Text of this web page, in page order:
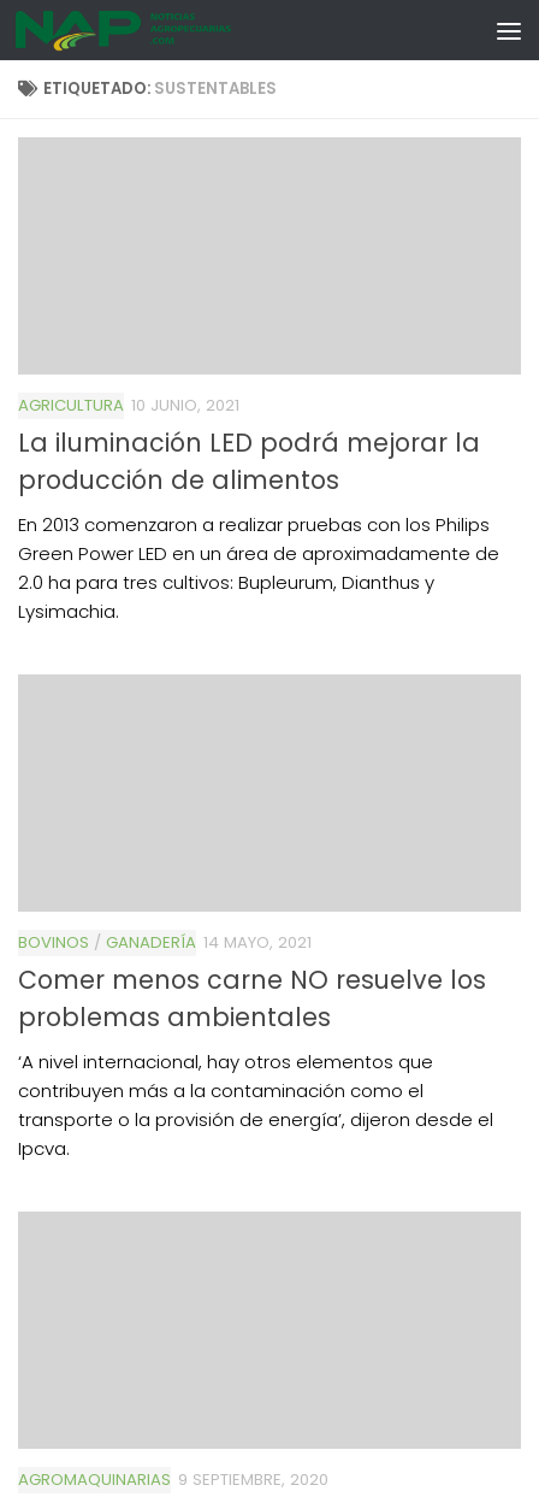
Skip to content
ETIQUETADO: SUSTENTABLES
AGRICULTURA 10 JUNIO, 2021
La iluminación LED podrá mejorar la
producción de alimentos
En 2013 comenzaron a realizar pruebas con los Philips
Green Power LED en un área de aproximadamente de
2.0 ha para tres cultivos: Bupleurum, Dianthus y
Lysimachia.
BOVINOS / GANADERÍA 14 MAYO, 2021
Comer menos carne NO resuelve los
problemas ambientales
‘A nivel internacional, hay otros elementos que
contribuyen más a la contaminación como el
transporte o la provisión de energía’, dijeron desde el
Ipcva.
AGROMAQUINARIAS 9 SEPTIEMBRE, 2020